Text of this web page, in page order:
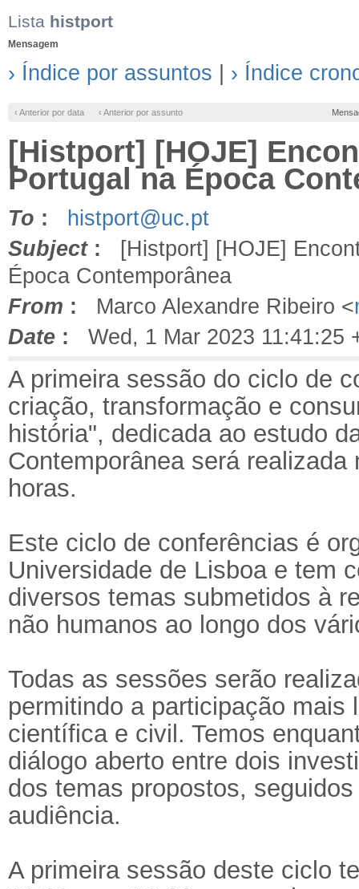
Lista histport
Mensagem
› Índice por assuntos › Índice
‹ Anterior por data ‹ Anterior por assunto
[Histport] [HOJE]
Portugal na Época
To :
histport@uc.pt
Subject: [Histport] [HOJE]
Época Contemporânea
From : Marco Alexandre Ribeiro <
Date : Wed, 1 Mar 2023 11:41:25
A primeira sessão do ciclo de
criação, transformação e
história", dedicada ao estudo
Contemporânea será
horas.
Este ciclo de conferências é
Universidade de Lisboa e tem
diversos temas submetidos à
não humanos ao longo dos
Todas as sessões serão
permitindo a participação
científica e civil. Temos
diálogo aberto entre dois
dos temas propostos,
audiência.
A primeira sessão deste ciclo